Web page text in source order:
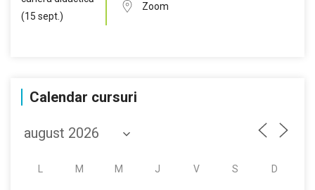
Zoom
Calendar cursuri
M M J V S D